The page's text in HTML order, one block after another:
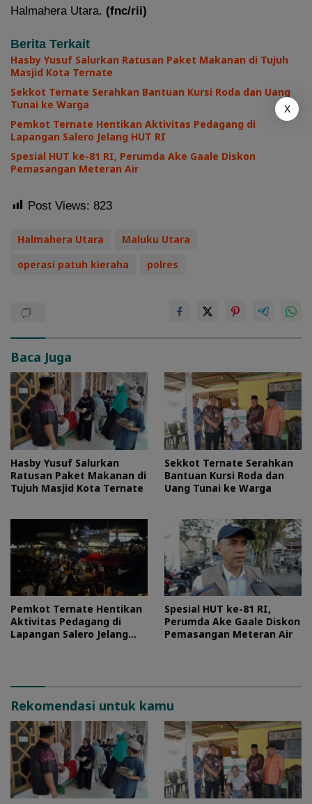
Halmahera Utara. (fnc/rii)
Berita Terkait
Hasby Yusuf Salurkan Ratusan Paket Makanan di Tujuh
Masjid Kota Ternate
Sekkot Ternate Serahkan Bantuan Kursi Roda dan Uang
Tunai ke Warga
Pemkot Ternate Hentikan Aktivitas Pedagang di
Lapangan Salero Jelang HUT RI
Spesial HUT ke-81 RI, Perumda Ake Gaale Diskon
Pemasangan Meteran Air
Post Views: 823
Halmahera Utara
Maluku Utara
operasi patuh kieraha
polres
Baca Juga
Hasby Yusuf Salurkan
Ratusan Paket Makanan di
Tujuh Masjid Kota Ternate
Sekkot Ternate Serahkan
Bantuan Kursi Roda dan
Uang Tunai ke Warga
Pemkot Ternate Hentikan
Aktivitas Pedagang di
Lapangan Salero Jelang
Spesial HUT ke-81 RI,
Perumda Ake Gaale Diskon
Pemasangan Meteran Air
Rekomendasi untuk kamu
X